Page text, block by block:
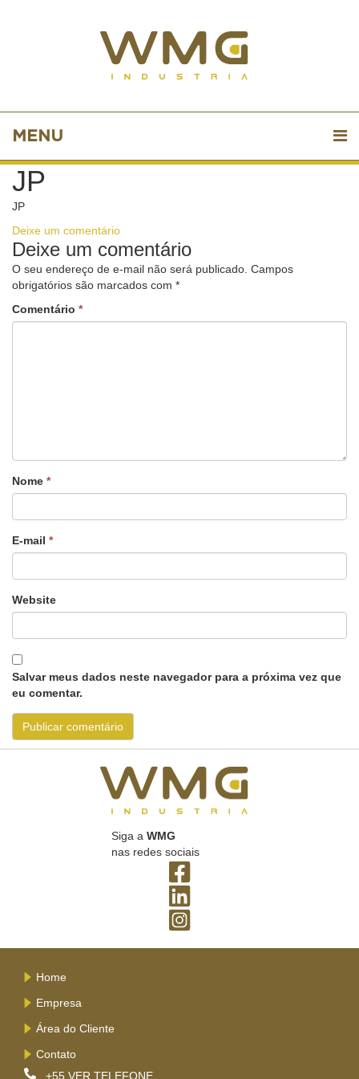
MENU
JP
JP
Deixe um comentário
Deixe um comentário
O seu endereço de e-mail não será publicado. Campos
obrigatórios são marcados com *
Comentário *
Nome *
E-mail *
Website
Salvar meus dados neste navegador para a próxima vez que
eu comentar.
Siga a WMG
nas redes sociais
Home
Empresa
Área do Cliente
Contato
+55 VER TELEFONE